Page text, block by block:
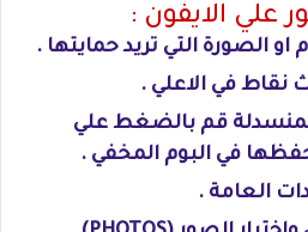
علي الايفون :
او الصورة التي تريد حمايتها .
نقاط في الاعلي .
قم بالضغط علي
العامة .